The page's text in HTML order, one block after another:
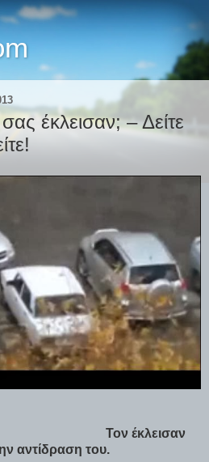
έκλεισαν; – Δείτε
Τον έκλεισαν
αντίδραση του.